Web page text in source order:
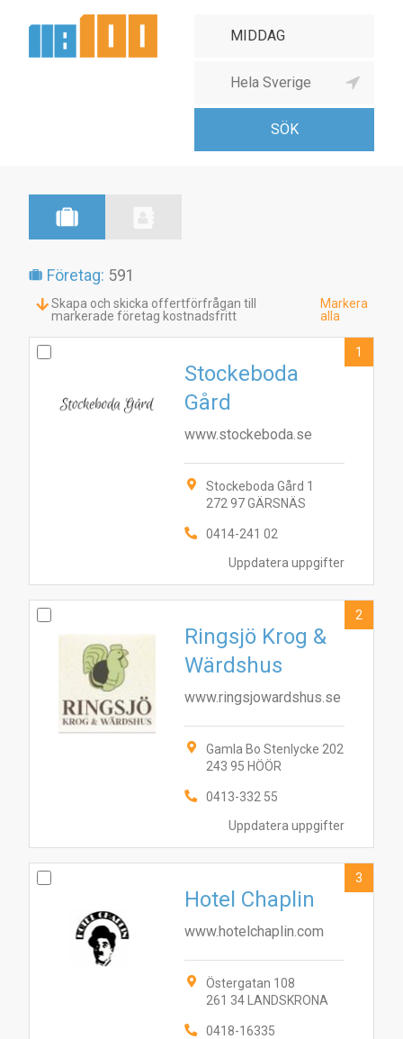
Företag: 591
Skapa och skicka offertförfrågan till
markerade företag kostnadsfritt
Markera
alla
Uppdatera uppgifter
Stockeboda
Gård
www.stockeboda.se
Stockeboda Gård 1
272 97 GÄRSNÄS
0414-241 02
1
Uppdatera uppgifter
Ringsjö Krog &
Wärdshus
www.ringsjowardshus.se
Gamla Bo Stenlycke 202
243 95 HÖÖR
0413-332 55
2
Hotel Chaplin
www.hotelchaplin.com
Östergatan 108
261 34 LANDSKRONA
0418-16335
3